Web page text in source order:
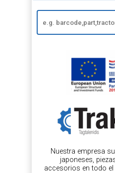
Nuestra empresa
japoneses,
accesorios en todo